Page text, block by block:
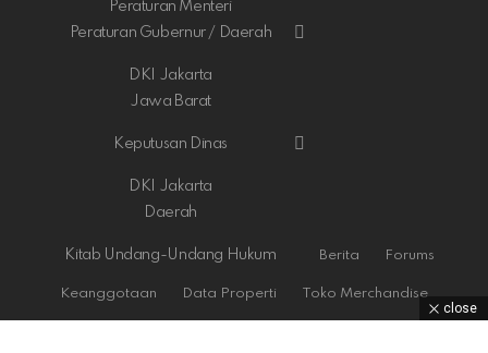
Peraturan Menteri
Peraturan Gubernur / Daerah
DKI Jakarta
Jawa Barat
Keputusan Dinas
DKI Jakarta
Daerah
Kitab Undang-Undang Hukum Berita Forums
Keanggotaan Data Properti Toko Merchandise
close